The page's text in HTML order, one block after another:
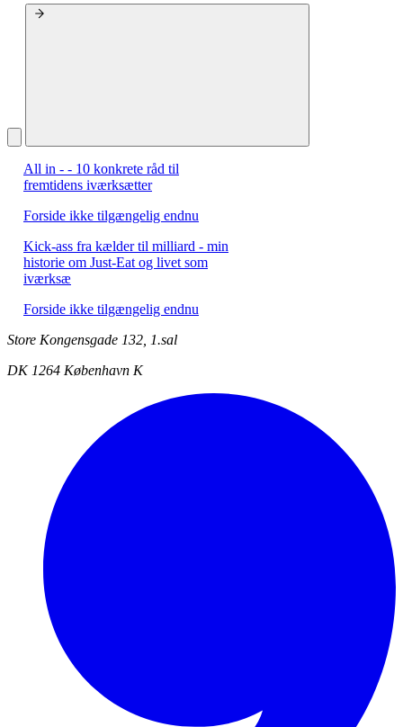
All in - - 10 konkrete råd til
fremtidens iværksætter
Forside ikke tilgængelig endnu
Kick-ass fra kælder til milliard - min
historie om Just-Eat og livet som
iværksæ
Forside ikke tilgængelig endnu
Store Kongensgade 132, 1.sal
DK 1264 København K